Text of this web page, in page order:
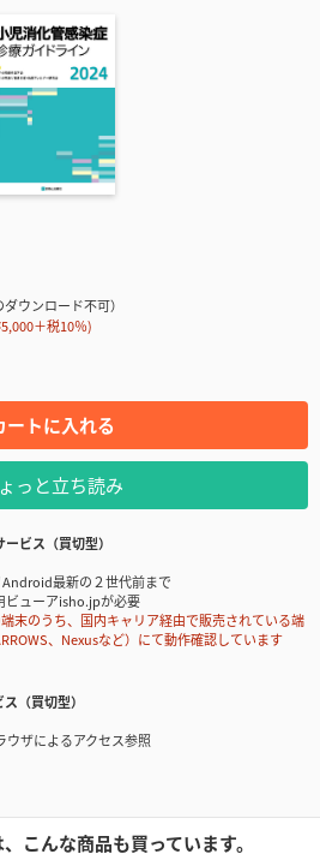
ウンロード不可）
＋税10％)
ートに入れる
っと立ち読み
ビス（買切型）
最新の２世代前まで
ビューアisho.jpが必要
のうち、国内キャリア経由で販売されている端
、Nexusなど）にて動作確認しています
（買切型）
ザによるアクセス参照
こんな商品も買っています。